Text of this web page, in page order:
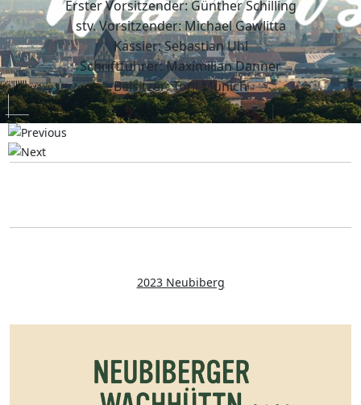
Erster Vorsitzender: Günther Schilling
stv. Vorsitzender: Michael Gawlitta
Kassier: Sebastian Uhl
Schriftführer: Maximilian Danner
Beisitzer: Toni Münich
2023 Neubiberg